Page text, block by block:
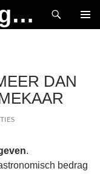
MAD Media Magazine
DAN
.
bedrag